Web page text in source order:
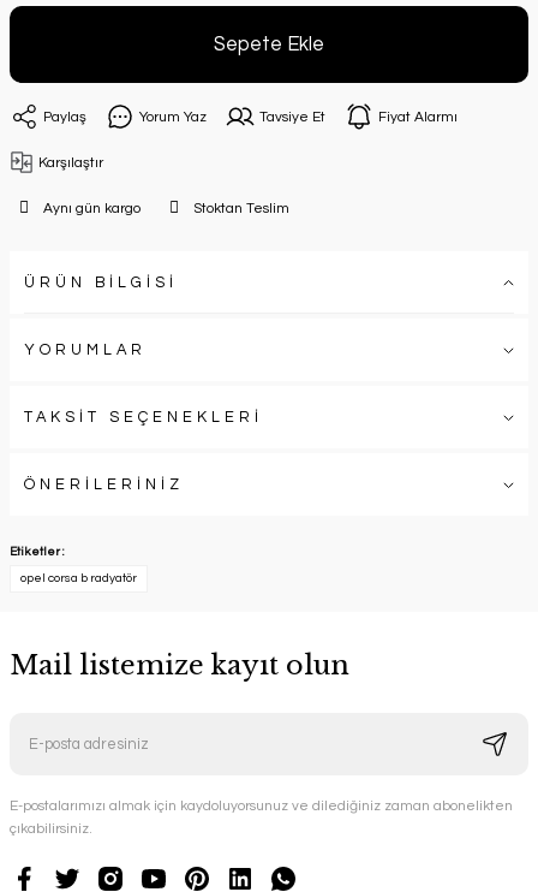
Sepete Ekle
Paylaş Yorum Yaz Tavsiye Et Fiyat Alarmı
Karşılaştır
Aynı gün kargo Stoktan Teslim
ÜRÜN BİLGİSİ
YORUMLAR
TAKSİT SEÇENEKLERİ
ÖNERİLERİNİZ
Etiketler :
opel corsa b radyatör
Mail listemize kayıt olun
E-postalarımızı almak için kaydoluyorsunuz ve dilediğiniz zaman abonelikten
çıkabilirsiniz.